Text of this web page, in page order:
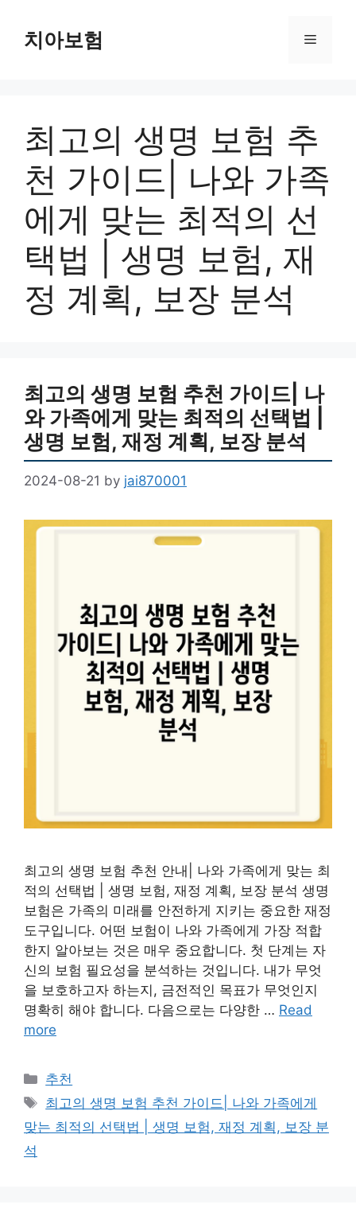
content치아보험 Menu
최고의 생명 보험 추
천 가이드| 나와 가족
에게 맞는 최적의 선
택법 | 생명 보험, 재
정 계획, 보장 분석
최고의 생명 보험 추천 가이드| 나
와 가족에게 맞는 최적의 선택법 |
생명 보험, 재정 계획, 보장 분석
2024-08-21 by jai870001
최고의 생명 보험 추천 안내| 나와 가족에게 맞는 최
적의 선택법 | 생명 보험, 재정 계획, 보장 분석 생명
보험은 가족의 미래를 안전하게 지키는 중요한 재정
도구입니다. 어떤 보험이 나와 가족에게 가장 적합
한지 알아보는 것은 매우 중요합니다. 첫 단계는 자
신의 보험 필요성을 분석하는 것입니다. 내가 무엇
을 보호하고자 하는지, 금전적인 목표가 무엇인지
명확히 해야 합니다. 다음으로는 다양한 … Read
more
Categories
추천
Tags
최고의 생명 보험 추천 가이드| 나와 가족에게
맞는 최적의 선택법 | 생명 보험, 재정 계획, 보장 분
석